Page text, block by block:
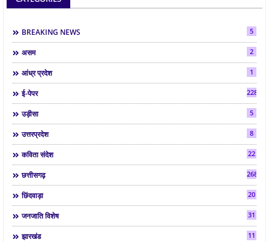
BREAKING NEWS 5
असम 2
आंध्र प्रदेश 1
ई-पेपर 2286
उड़ीसा 5
उत्तरप्रदेश 8
कविता संदेश 22
छत्तीसगढ़ 268
छिंदवाड़ा 20
जनजाति विशेष 31
झारखंड 11